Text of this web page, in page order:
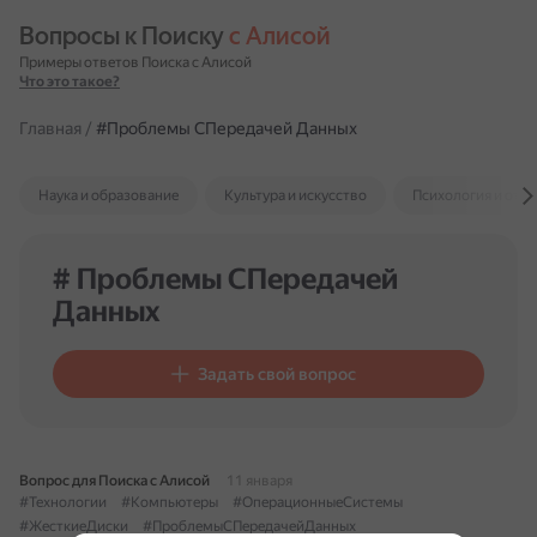
Вопросы к Поиску с Алисой
Примеры ответов Поиска с Алисой
Что это такое?
Главная / #Проблемы СПередачей Данных
Наука и образование Культура и искусство Психология и
# Проблемы СПередачей
Данных
Задать свой вопрос
Вопрос для Поиска с Алисой
11 января
#Технологии
#Компьютеры
#ОперационныеСистемы
#ЖесткиеДиски
#ПроблемыСПередачейДанных